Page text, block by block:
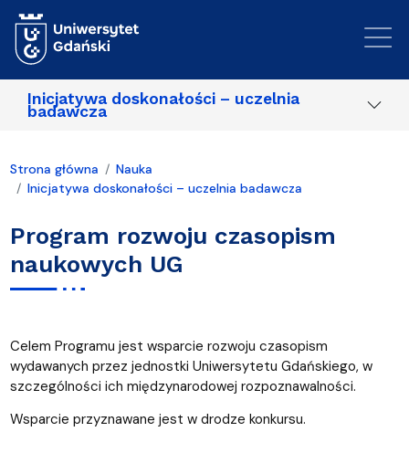
Inicjatywa doskonałości – uczelnia
badawcza
Strona główna
Nauka
Inicjatywa doskonałości – uczelnia badawcza
Program rozwoju czasopism
naukowych UG
Celem Programu jest wsparcie rozwoju czasopism
wydawanych przez jednostki Uniwersytetu Gdańskiego, w
szczególności ich międzynarodowej rozpoznawalności.
Wsparcie przyznawane jest w drodze konkursu.